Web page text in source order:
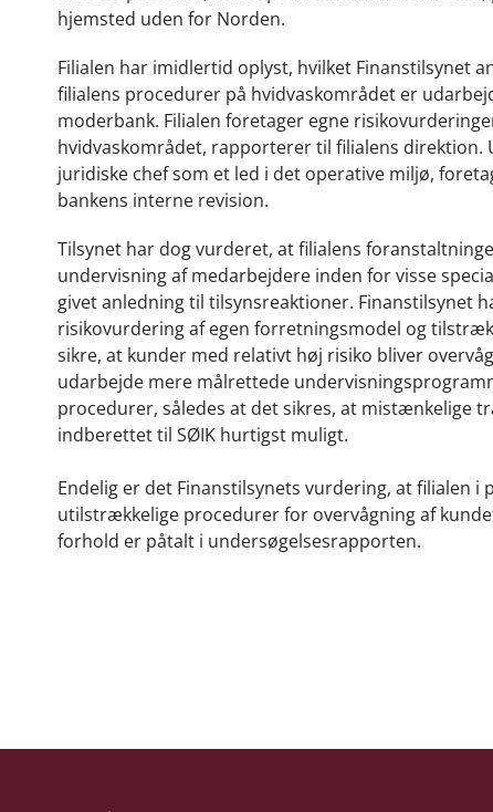
hjemsted uden for Norden.
Filialen har imidlertid oplyst, hvilket Finanstilsynet
filialens procedurer på hvidvaskområdet er
moderbank. Filialen foretager egne
hvidvaskområdet, rapporterer til filialens
juridiske chef som et led i det operative miljø,
bankens interne revision.
Tilsynet har dog vurderet, at filialens
undervisning af medarbejdere inden for visse
givet anledning til tilsynsreaktioner. Finanstilsynet
risikovurdering af egen forretningsmodel og
sikre, at kunder med relativt høj risiko bliver
udarbejde mere målrettede
procedurer, således at det sikres, at mistænkelige
indberettet til SØIK hurtigst muligt.
Endelig er det Finanstilsynets vurdering, at filialen
utilstrækkelige procedurer for overvågning af
forhold er påtalt i undersøgelsesrapporten.